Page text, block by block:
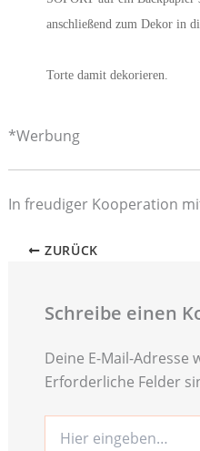
anschließend zum Dekor in
Torte damit dekorieren.
*Werbung
In freudiger Kooperation
ZURÜCK
Schreibe einen
Deine E-Mail-
Erforderliche Felder
eingeben…